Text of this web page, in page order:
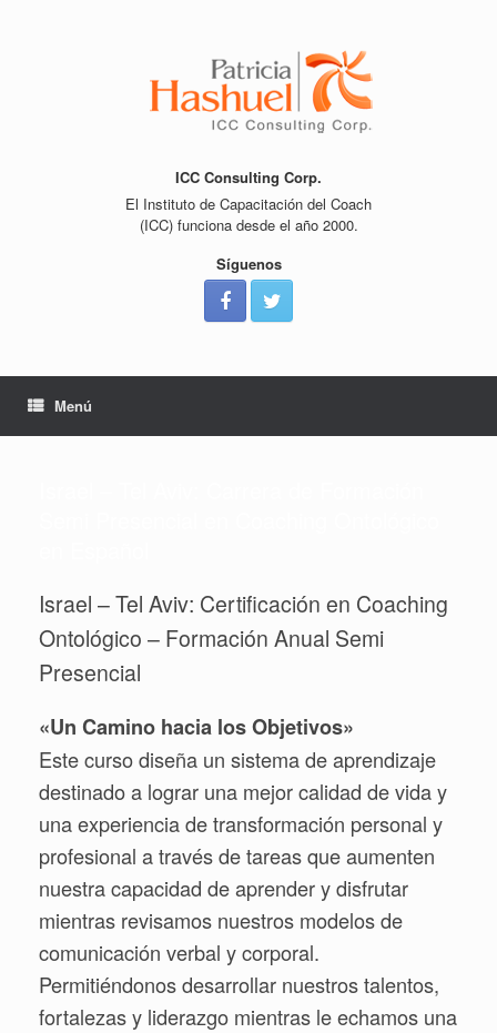
ICC Consulting Corp.
El Instituto de Capacitación del Coach
(ICC) funciona desde el año 2000.
Síguenos
Menú
Israel – Tel Aviv: Certificación en Coaching
Ontológico – Formación Anual Semi
Presencial
«Un Camino hacia los Objetivos»
Este curso diseña un sistema de aprendizaje
destinado a lograr una mejor calidad de vida y
una experiencia de transformación personal y
profesional a través de tareas que aumenten
nuestra capacidad de aprender y disfrutar
mientras revisamos nuestros modelos de
comunicación verbal y corporal.
Permitiéndonos desarrollar nuestros talentos,
fortalezas y liderazgo mientras le echamos una